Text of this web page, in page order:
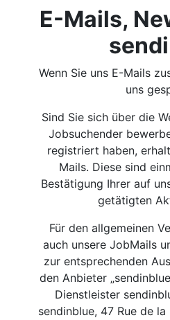
E-Mails,
Wenn Sie uns E-Mails
uns
Sind Sie sich über die
Jobsuchender
registriert haben,
Mails. Diese sind
Bestätigung Ihrer auf
getätigten
Für den allgemeinen
auch unsere JobMails
zur entsprechenden
den Anbieter
Dienstleister
sendinblue, 47 Rue de